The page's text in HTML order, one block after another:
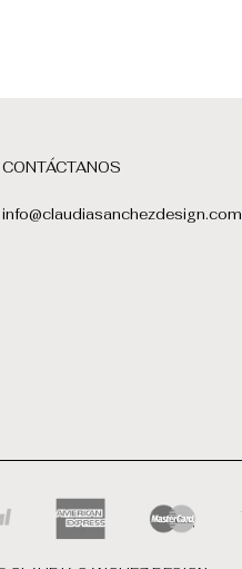
CONTÁCTANOS
info@claudiasanchezdesign.com